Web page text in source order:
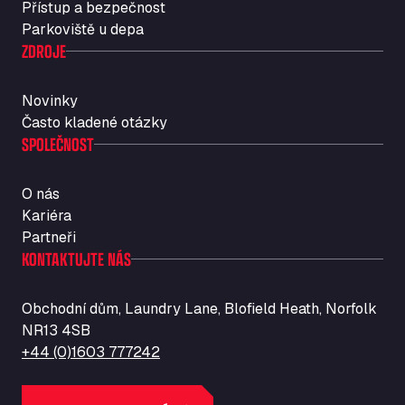
Str. Vigentina, 205 km 5+380, 27010
Autotransit Amann
Auf dem Dreisch 8, 34346
Vasilikos Intersection E90, 46 100
AW Jenkinson Runcorn Truck Parking
Ashville Way, WA7 3EZ
M6 J40, Penrith Industrial Estate, CA11 9EH
Backline Logistics Limited
Hill Barton Business park, EX5 1DR
Ballestas Flores
Ballinluig Services
Ballinluig, PH9 0LG
Bapaume Truck House A1
ZI de la Vallée du Bois EST, 62450
Přístup a bezpečnost
Parkoviště u depa
ZDROJE
Novinky
Často kladené otázky
SPOLEČNOST
O nás
Kariéra
Partneři
KONTAKTUJTE NÁS
Obchodní dům, Laundry Lane, Blofield Heath, Norfolk
NR13 4SB
+44 (0)1603 777242